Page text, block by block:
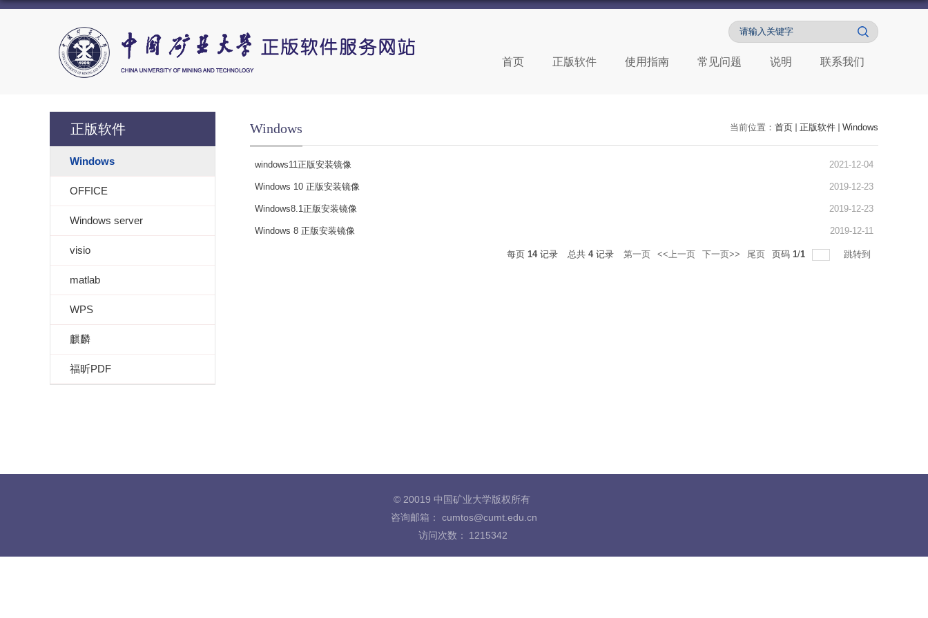
首页 正版软件 使用指南 常见问题 说明 联系我们
正版软件
Windows
OFFICE
Windows server
visio
matlab
WPS
麒麟
福昕PDF
当前位置： 首页 正版软件 Windows
Windows
windows11正版安装镜像 2021-12-04
Windows 10 正版安装镜像 2019-12-23
Windows8.1正版安装镜像 2019-12-23
Windows 8 正版安装镜像 2019-12-11
每页 14记录 总共 4记录 第一页 <<上一页 下一页>> 尾页 页码 1/1 跳转到
© 20019 中国矿业大学版权所有
咨询邮箱： cumtos@cumt.edu.cn
访问次数：
1215342